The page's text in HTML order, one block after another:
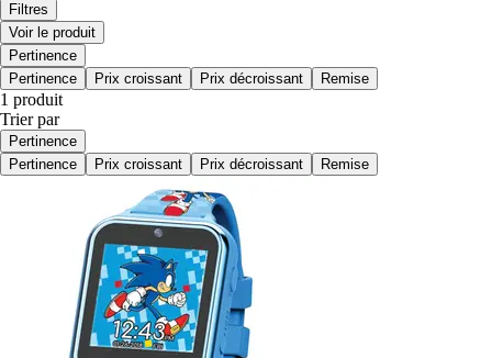
Filtres
Voir le produit
Pertinence
Pertinence
Prix croissant Prix décroissant Remise
1 produit
Trier par
Pertinence
Pertinence
Prix croissant Prix décroissant Remise